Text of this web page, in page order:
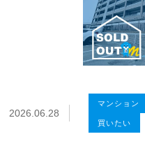
2026.06.28
マンション
買いたい